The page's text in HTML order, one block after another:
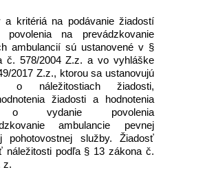
a kritériá na podávanie žiadostí
na prevádzkovanie
ambulancií sú ustanovené v §
č. 578/2004 Z.z. a vo vyhláške
2017 Z.z., ktorou sa ustanovujú
o náležitostiach žiadosti,
žiadosti a hodnotenia
o vydanie povolenia
ambulancie pevnej
pohotovostnej služby. Žiadosť
náležitosti podľa § 13 zákona č.
z.